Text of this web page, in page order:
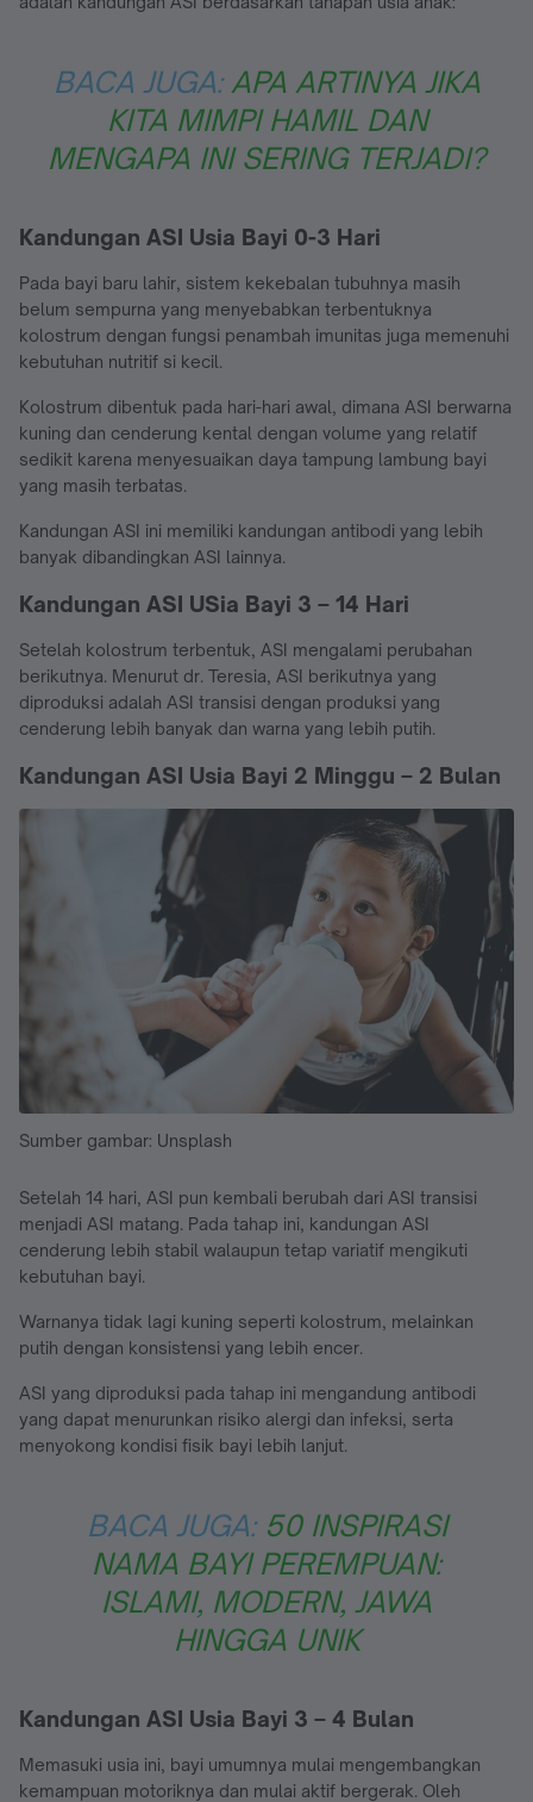
BACA JUGA: APA ARTINYA JIKA
KITA MIMPI HAMIL DAN
MENGAPA INI SERING TERJADI?
Kandungan ASI Usia Bayi 0-3 Hari
Pada bayi baru lahir, sistem kekebalan tubuhnya masih
belum sempurna yang menyebabkan terbentuknya
kolostrum dengan fungsi penambah imunitas juga memenuhi
kebutuhan nutritif si kecil.
Kolostrum dibentuk pada hari-hari awal, dimana ASI berwarna
kuning dan cenderung kental dengan volume yang relatif
sedikit karena menyesuaikan daya tampung lambung bayi
yang masih terbatas.
Kandungan ASI ini memiliki kandungan antibodi yang lebih
banyak dibandingkan ASI lainnya.
Kandungan ASI USia Bayi 3 – 14 Hari
Setelah kolostrum terbentuk, ASI mengalami perubahan
berikutnya. Menurut dr. Teresia, ASI berikutnya yang
diproduksi adalah ASI transisi dengan produksi yang
cenderung lebih banyak dan warna yang lebih putih.
Kandungan ASI Usia Bayi 2 Minggu – 2 Bulan
Sumber gambar: Unsplash
Setelah 14 hari, ASI pun kembali berubah dari ASI transisi
menjadi ASI matang. Pada tahap ini, kandungan ASI
cenderung lebih stabil walaupun tetap variatif mengikuti
kebutuhan bayi.
Warnanya tidak lagi kuning seperti kolostrum, melainkan
putih dengan konsistensi yang lebih encer.
ASI yang diproduksi pada tahap ini mengandung antibodi
yang dapat menurunkan risiko alergi dan infeksi, serta
menyokong kondisi fisik bayi lebih lanjut.
BACA JUGA: 50 INSPIRASI
NAMA BAYI PEREMPUAN:
ISLAMI, MODERN, JAWA
HINGGA UNIK
Kandungan ASI Usia Bayi 3 – 4 Bulan
Memasuki usia ini, bayi umumnya mulai mengembangkan
kemampuan motoriknya dan mulai aktif bergerak. Oleh